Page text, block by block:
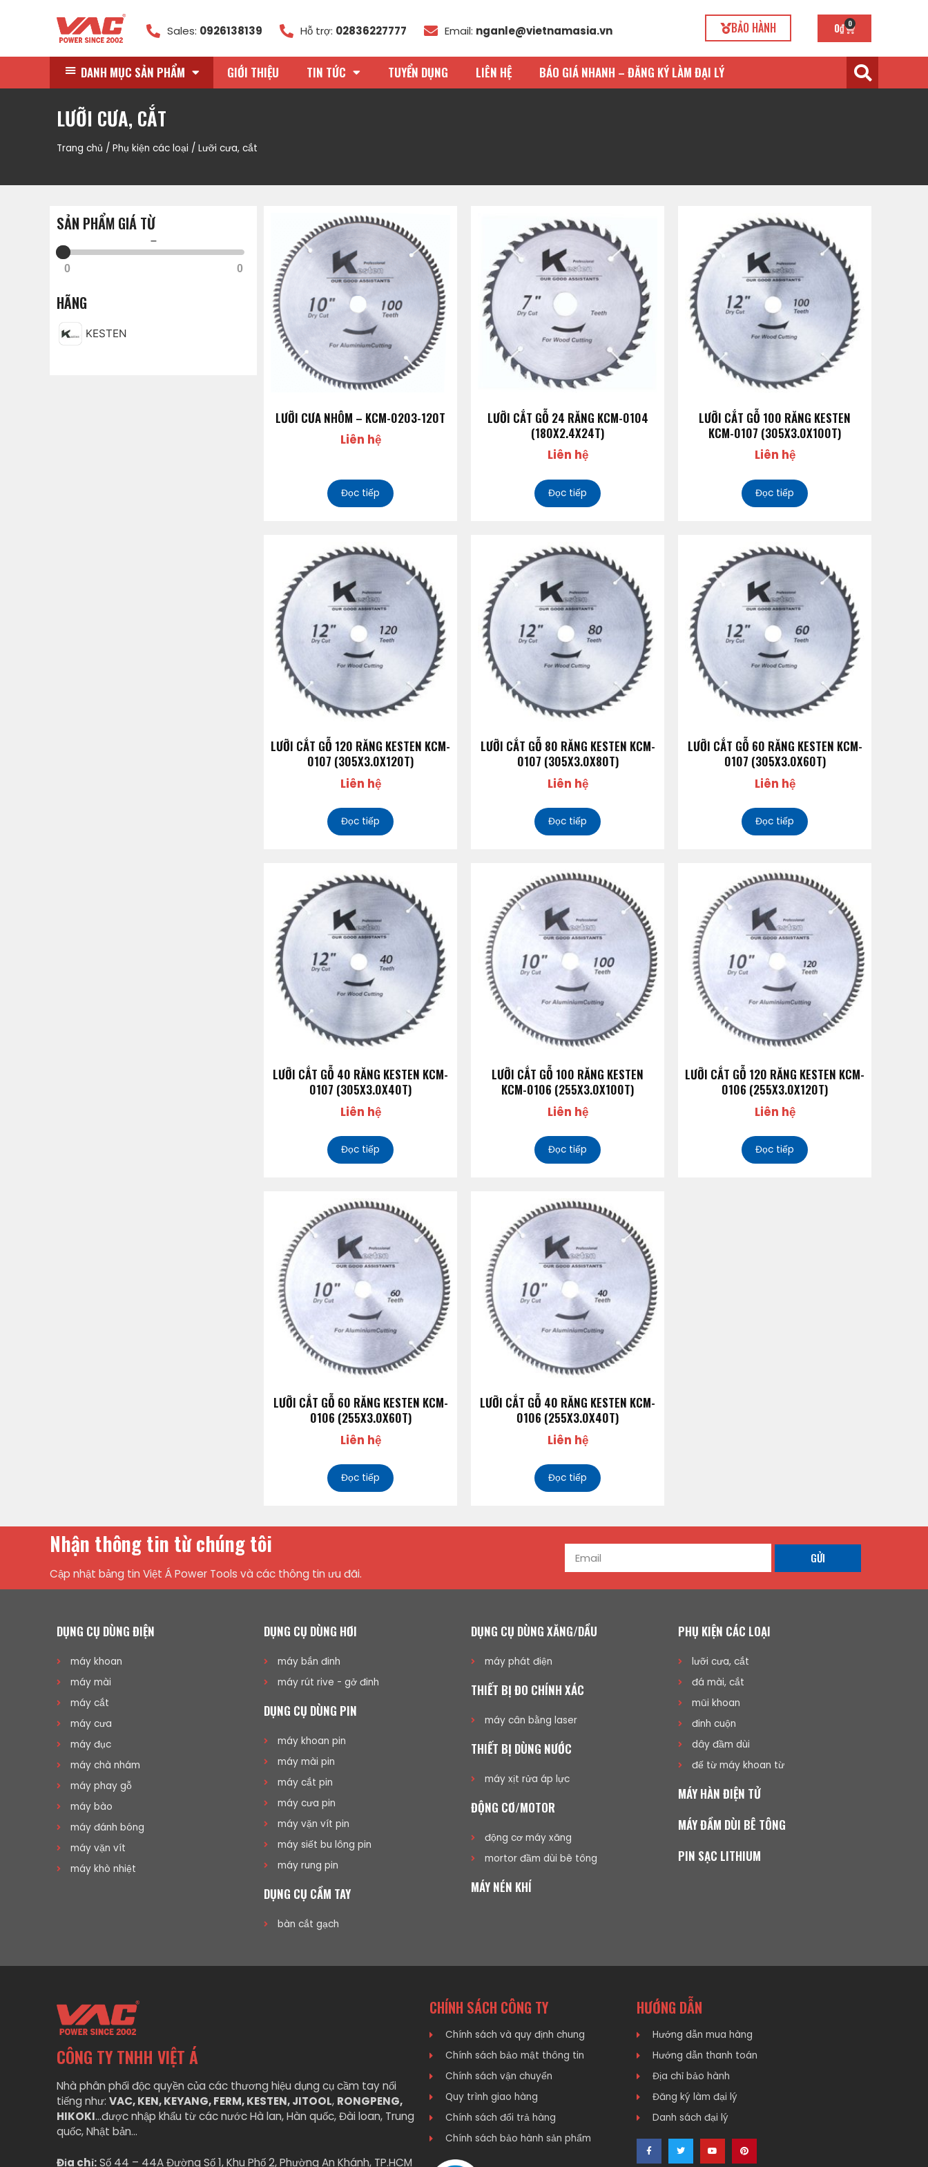
Sales: 0926138139 Hỗ trợ: 02836227777 Email: nganle@vietnamasia.vn BẢO HÀNH 0₫ 0
DANH MỤC SẢN PHẨM GIỚI THIỆU TIN TỨC TUYỂN DỤNG LIÊN HỆ BÁO GIÁ NHANH – ĐĂNG KÝ LÀM ĐẠI LÝ
LƯỠI CƯA, CẮT
Trang chủ / Phụ kiện các loại / Lưỡi cưa, cắt
SẢN PHẨM GIÁ TỪ
–
0 0
HÃNG
KESTEN
LƯỠI CƯA NHÔM – KCM-0203-120T
Liên hệ
Đọc tiếp
LƯỠI CẮT GỖ 24 RĂNG KCM-0104
(180X2.4X24T)
Liên hệ
Đọc tiếp
LƯỠI CẮT GỖ 100 RĂNG KESTEN
KCM-0107 (305X3.0X100T)
Liên hệ
Đọc tiếp
LƯỠI CẮT GỖ 120 RĂNG KESTEN KCM-
0107 (305X3.0X120T)
Liên hệ
Đọc tiếp
LƯỠI CẮT GỖ 80 RĂNG KESTEN KCM-
0107 (305X3.0X80T)
Liên hệ
Đọc tiếp
LƯỠI CẮT GỖ 60 RĂNG KESTEN KCM-
0107 (305X3.0X60T)
Liên hệ
Đọc tiếp
LƯỠI CẮT GỖ 40 RĂNG KESTEN KCM-
0107 (305X3.0X40T)
Liên hệ
Đọc tiếp
LƯỠI CẮT GỖ 100 RĂNG KESTEN
KCM-0106 (255X3.0X100T)
Liên hệ
Đọc tiếp
LƯỠI CẮT GỖ 120 RĂNG KESTEN KCM-
0106 (255X3.0X120T)
Liên hệ
Đọc tiếp
LƯỠI CẮT GỖ 60 RĂNG KESTEN KCM-
0106 (255X3.0X60T)
Liên hệ
Đọc tiếp
LƯỠI CẮT GỖ 40 RĂNG KESTEN KCM-
0106 (255X3.0X40T)
Liên hệ
Đọc tiếp
Nhận thông tin từ chúng tôi
Cập nhật bảng tin Việt Á Power Tools và các thông tin ưu đãi.
GỬI
DỤNG CỤ DÙNG ĐIỆN
máy khoan
máy mài
máy cắt
máy cưa
máy đục
máy chà nhám
máy phay gỗ
máy bào
máy đánh bóng
máy vặn vít
máy khò nhiệt
DỤNG CỤ DÙNG HƠI
máy bắn đinh
máy rút rive - gở đinh
DỤNG CỤ DÙNG PIN
máy khoan pin
máy mài pin
máy cắt pin
máy cưa pin
máy vặn vít pin
máy siết bu lông pin
máy rung pin
DỤNG CỤ CẦM TAY
bàn cắt gạch
DỤNG CỤ DÙNG XĂNG/DẦU
máy phát điện
THIẾT BỊ ĐO CHÍNH XÁC
máy cân bằng laser
THIẾT BỊ DÙNG NƯỚC
máy xịt rửa áp lực
ĐỘNG CƠ/MOTOR
động cơ máy xăng
mortor đầm dùi bê tông
MÁY NÉN KHÍ
PHỤ KIỆN CÁC LOẠI
lưỡi cưa, cắt
đá mài, cắt
mũi khoan
đinh cuộn
dây đầm dùi
đế từ máy khoan từ
MÁY HÀN ĐIỆN TỬ
MÁY ĐẦM DÙI BÊ TÔNG
PIN SẠC LITHIUM
CÔNG TY TNHH VIỆT Á
Nhà phân phối độc quyền của các thương hiệu dụng cụ cầm tay nổi
tiếng như: VAC, KEN, KEYANG, FERM, KESTEN, JITOOL, RONGPENG,
HIKOKI…được nhập khẩu từ các nước Hà lan, Hàn quốc, Đài loan, Trung
quốc, Nhật bản…
Địa chỉ:Số 44 – 44A Đường Số 1, Khu Phố 2, Phường An Khánh, TP.HCM
CHÍNH SÁCH CÔNG TY
Chính sách và quy định chung
Chính sách bảo mật thông tin
Chính sách vận chuyển
Quy trình giao hàng
Chính sách đổi trả hàng
Chính sách bảo hành sản phẩm
HƯỚNG DẪN
Hướng dẫn mua hàng
Hướng dẫn thanh toán
Địa chỉ bảo hành
Đăng ký làm đại lý
Danh sách đại lý